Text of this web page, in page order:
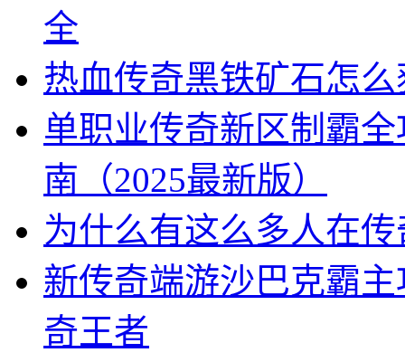
全
热血传奇黑铁矿石怎
单职业传奇新区制霸
南（2025最新版）
为什么有这么多人在
新传奇端游沙巴克霸
奇王者